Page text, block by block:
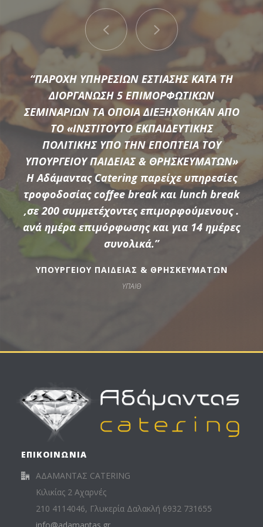
Μια μεγάλη ποικιλία από τις πιο σύγχρονες προτάσεις της
αγοράς συνθέτουν τον εξοπλισμό που διαθέτει η
Αδάμαντας Catering για να υποστηρίξουμε τις ξεχωριστές
ανάγκες κάθε εκδήλωσης.
ΠΕΡΙΣΣΟΤΕΡΑ
“ΠΑΡΟΧΗ ΥΠΗΡΕΣΙΩΝ ΕΣΤΙΑΣΗΣ ΚΑΤΑ ΤΗ
ΔΙΟΡΓΑΝΩΣΗ 5 ΕΠΙΜΟΡΦΩΤΙΚΩΝ
ΣΕΜΙΝΑΡΙΩΝ ΤΑ ΟΠΟΙΑ ΔΙΕΞΗΧΘΗΚΑΝ ΑΠΟ
ΤΟ «ΙΝΣΤΙΤΟΥΤΟ ΕΚΠΑΙΔΕΥΤΙΚΗΣ
ΠΟΛΙΤΙΚΗΣ ΥΠΟ ΤΗΝ ΕΠΟΠΤΕΙΑ ΤΟΥ
ΥΠΟΥΡΓΕΙΟΥ ΠΑΙΔΕΙΑΣ & ΘΡΗΣΚΕΥΜΑΤΩΝ»
Η Αδάμαντας Catering παρείχε υπηρεσίες
τροφοδοσίας coffee break και lunch break
,σε 200 συμμετέχοντες επιμορφούμενους .
ανά ημέρα επιμόρφωσης και για 14 ημέρες
συνολικά.”
ΥΠΟΥΡΓΕΙΟΥ ΠΑΙΔΕΙΑΣ & ΘΡΗΣΚΕΥΜΑΤΩΝ
ΥΠΑΙΘ
ΕΠΙΚΟΙΝΩΝΙΑ
ΑΔΑΜΑΝΤΑΣ CATERING
Κιλικίας 2 Αχαρνές
210 4114046, Γλυκερία Δαλακλή 6932 731655